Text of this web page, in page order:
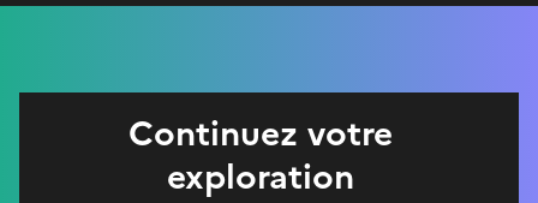
Continuez votre
exploration